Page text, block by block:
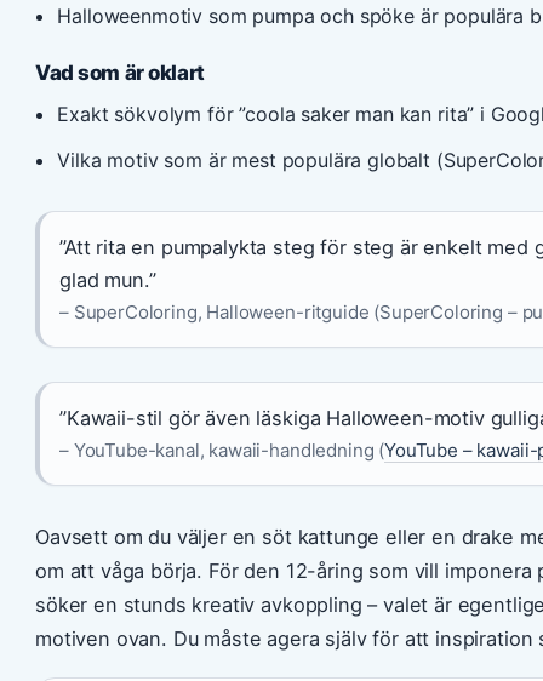
Halloweenmotiv som pumpa och spöke är populära
Vad som är oklart
Exakt sökvolym för ”coola saker man kan rita” i
Vilka motiv som är mest populära globalt
”Att rita en pumpalykta steg för steg är enkelt med
glad mun.”
– SuperColoring, Halloween-ritguide (SuperColoring –
”Kawaii-stil gör även läskiga Halloween-motiv
– YouTube-kanal, kawaii-handledning (YouTube – kawaii-
Oavsett om du väljer en söt kattunge eller en drake
om att våga börja. För den 12-åring som vill
söker en stunds kreativ avkoppling – valet är
motiven ovan. Du måste agera själv för att inspiration